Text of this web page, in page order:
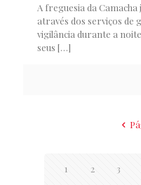
A freguesia da
através dos serviços de
vigilância durante a
seus […]
1 2 3